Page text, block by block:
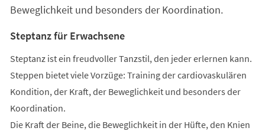
Beweglichkeit und besonders der Koordination.
Steptanz für Erwachsene
Steptanz ist ein freudvoller Tanzstil, den jeder erlernen kann.
Steppen bietet viele Vorzüge: Training der cardiovaskulären
Kondition, der Kraft, der Beweglichkeit und besonders der
Koordination.
Die Kraft der Beine, die Beweglichkeit in der Hüfte, den Knien